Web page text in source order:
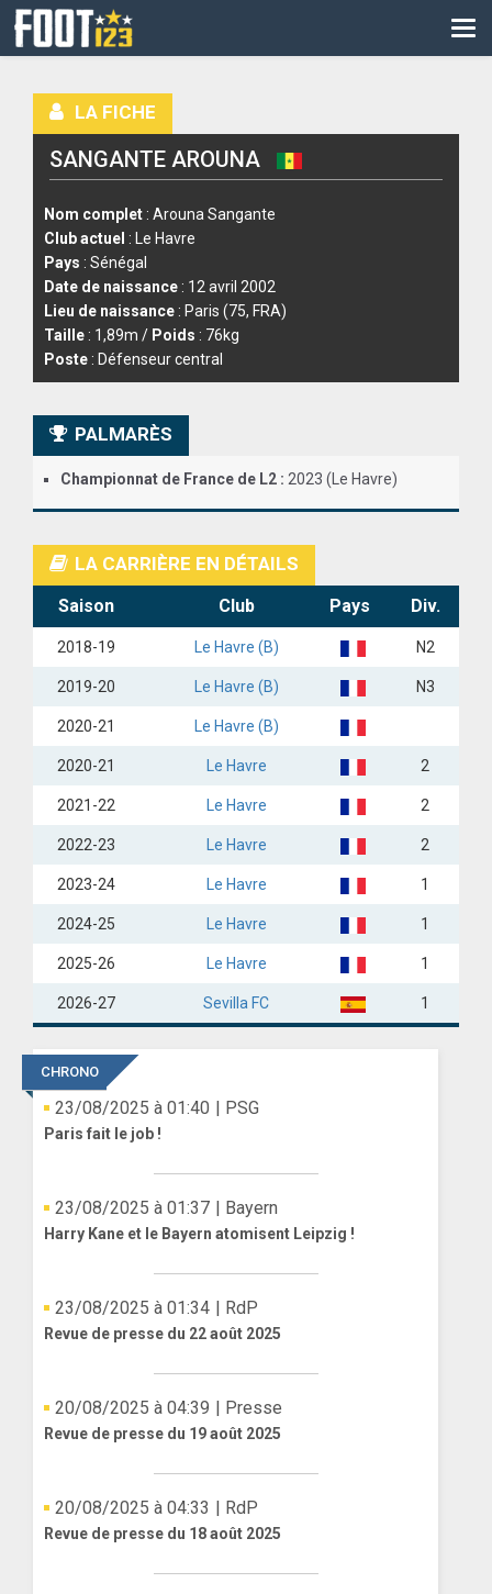
CM
LIGUE DES CHAMPIONS
PALMARÈS
LES DIRECTS
LIGUE 2
COUPE DE FRANCE
COUPE DE LA LIGUE
ESPAGNE
LA FICHE
SANGANTE AROUNA
Nom complet : Arouna Sangante
Club actuel : Le Havre
Pays : Sénégal
Date de naissance : 12 avril 2002
Lieu de naissance : Paris (75, FRA)
Taille : 1,89m / Poids : 76kg
Poste : Défenseur central
PALMARÈS
Championnat de France de L2 : 2023 (Le Havre)
LA CARRIÈRE EN DÉTAILS
Saison Club Pays Div.
2018-19 Le Havre (B) N2
2019-20 Le Havre (B) N3
2020-21 Le Havre (B)
2020-21 Le Havre 2
2021-22 Le Havre 2
2022-23 Le Havre 2
2023-24 Le Havre 1
2024-25 Le Havre 1
2025-26 Le Havre 1
2026-27 Sevilla FC 1
CHRONO
23/08/2025 à 01:40 | PSG
Paris fait le job !
23/08/2025 à 01:37 | Bayern
Harry Kane et le Bayern atomisent Leipzig !
23/08/2025 à 01:34 | RdP
Revue de presse du 22 août 2025
20/08/2025 à 04:39 | Presse
Revue de presse du 19 août 2025
20/08/2025 à 04:33 | RdP
Revue de presse du 18 août 2025